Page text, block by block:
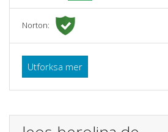
Norton:
Utforksa mer